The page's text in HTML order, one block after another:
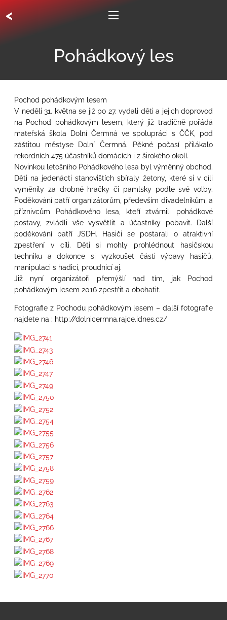
<
Pohádkový les
Pochod pohádkovým lesem
V neděli 31. května se již po 27. vydali děti a jejich doprovod
na Pochod pohádkovým lesem, který již tradičně pořádá
mateřská škola Dolní Čermná ve spolupráci s ČČK, pod
záštitou městyse Dolní Čermná. Pěkné počasí přilákalo
rekordních 475 účastníků domácích i z širokého okolí.
Novinkou letošního Pohádkového lesa byl výměnný obchod.
Děti na jedenácti stanovištích sbíraly žetony, které si v cíli
vyměnily za drobné hračky či pamlsky podle své volby.
Poděkování patří organizátorům, především divadelníkům, a
příznivcům Pohádkového lesa, kteří ztvárnili pohádkové
postavy, zvládli vše vysvětlit a účastníky pobavit. Další
poděkování patří JSDH. Hasiči se postarali o atraktivní
zpestření v cíli. Děti si mohly prohlédnout hasičskou
techniku a dokonce si vyzkoušet části výbavy hasičů,
manipulaci s hadicí, proudnicí aj.
Již nyní organizátoři přemýšlí nad tím, jak Pochod
pohádkovým lesem 2016 zpestřit a obohatit.
Fotografie z Pochodu pohádkovým lesem – další fotografie
najdete na : http://dolnicermna.rajce.idnes.cz/